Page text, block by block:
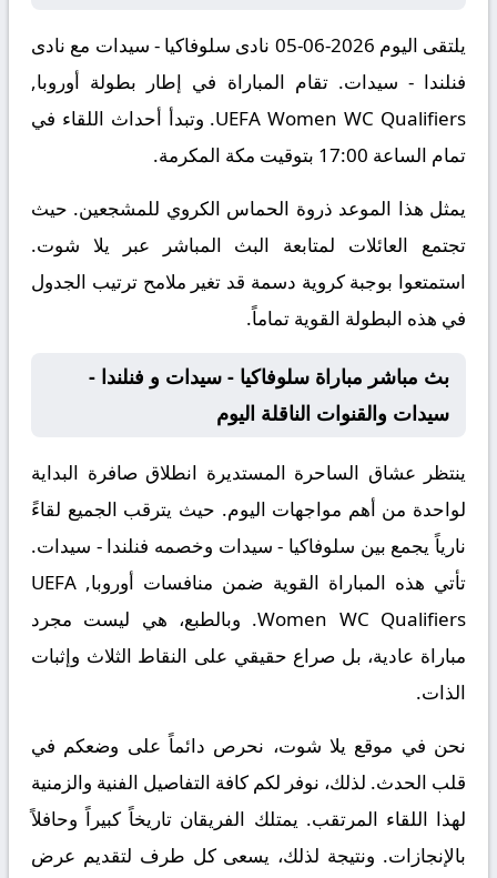
يلتقى اليوم 2026-06-05 نادى سلوفاكيا - سيدات مع نادى
فنلندا - سيدات. تقام المباراة في إطار بطولة أوروبا,
UEFA Women WC Qualifiers. وتبدأ أحداث اللقاء في
تمام الساعة 17:00 بتوقيت مكة المكرمة.
يمثل هذا الموعد ذروة الحماس الكروي للمشجعين. حيث
تجتمع العائلات لمتابعة البث المباشر عبر يلا شوت.
استمتعوا بوجبة كروية دسمة قد تغير ملامح ترتيب الجدول
في هذه البطولة القوية تماماً.
بث مباشر مباراة سلوفاكيا - سيدات و فنلندا -
سيدات والقنوات الناقلة اليوم
ينتظر عشاق الساحرة المستديرة انطلاق صافرة البداية
لواحدة من أهم مواجهات اليوم. حيث يترقب الجميع لقاءً
نارياً يجمع بين سلوفاكيا - سيدات وخصمه فنلندا - سيدات.
تأتي هذه المباراة القوية ضمن منافسات
أوروبا, UEFA
Women WC Qualifiers. وبالطبع، هي ليست مجرد
مباراة عادية، بل صراع حقيقي على النقاط الثلاث وإثبات
الذات.
نحن في موقع يلا شوت، نحرص دائماً على وضعكم في
قلب الحدث. لذلك، نوفر لكم كافة التفاصيل الفنية والزمنية
لهذا اللقاء المرتقب. يمتلك الفريقان تاريخاً كبيراً وحافلاً
بالإنجازات. ونتيجة لذلك، يسعى كل طرف لتقديم عرض